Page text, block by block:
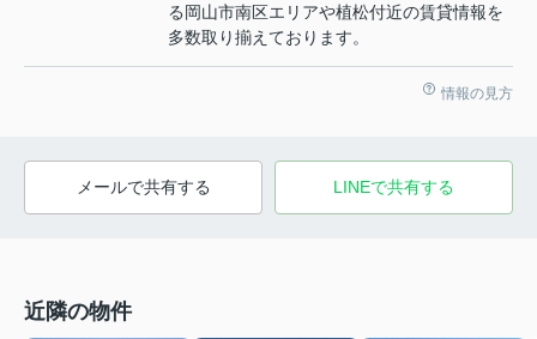
る岡山市南区エリアや植松付近の賃貸情報を
多数取り揃えております。
情報の見方
メールで共有する LINEで共有する
近隣の物件